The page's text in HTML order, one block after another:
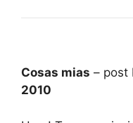
Cosas mias – post
2010